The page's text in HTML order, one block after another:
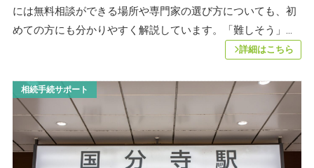
には無料相談ができる場所や専門家の選び方についても、初
めての方にも分かりやすく解説しています。「難しそう」...
詳細はこちら
相続手続サポート